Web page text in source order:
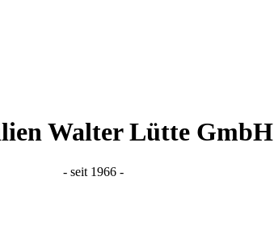
Walter Lütte GmbH
- seit 1966 -